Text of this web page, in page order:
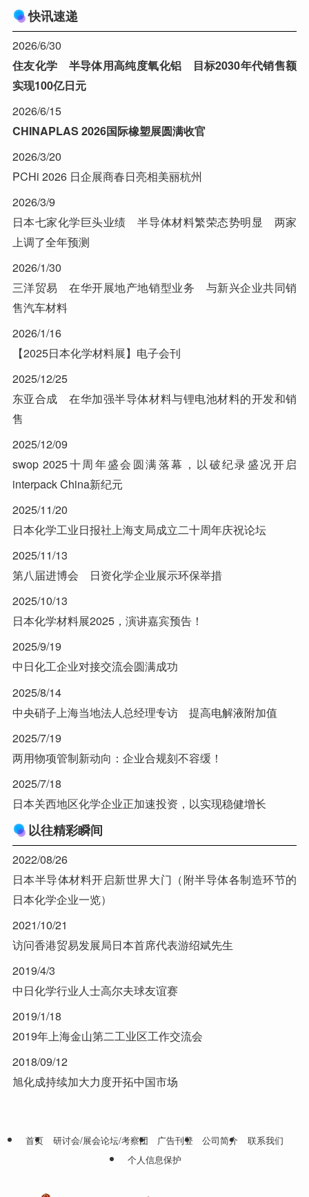
快讯速递
2026/6/30
住友化学 半导体用高纯度氧化铝 目标2030年代销售额
实现100亿日元
2026/6/15
CHINAPLAS 2026国际橡塑展圆满收官
2026/3/20
PCHi 2026 日企展商春日亮相美丽杭州
2026/3/9
日本七家化学巨头业绩 半导体材料繁荣态势明显 两家
上调了全年预测
2026/1/30
三洋贸易 在华开展地产地销型业务 与新兴企业共同销
售汽车材料
2026/1/16
【2025日本化学材料展】电子会刊
2025/12/25
东亚合成 在华加强半导体材料与锂电池材料的开发和销
售
2025/12/09
swop 2025十周年盛会圆满落幕，以破纪录盛况开启
interpack China新纪元
2025/11/20
日本化学工业日报社上海支局成立二十周年庆祝论坛
2025/11/13
第八届进博会 日资化学企业展示环保举措
2025/10/13
日本化学材料展2025，演讲嘉宾预告！
2025/9/19
中日化工企业对接交流会圆满成功
2025/8/14
中央硝子上海当地法人总经理专访 提高电解液附加值
2025/7/19
两用物项管制新动向：企业合规刻不容缓！
2025/7/18
日本关西地区化学企业正加速投资，以实现稳健增长
以往精彩瞬间
2022/08/26
日本半导体材料开启新世界大门（附半导体各制造环节的
日本化学企业一览）
2021/10/21
访问香港贸易发展局日本首席代表游绍斌先生
2019/4/3
中日化学行业人士高尔夫球友谊赛
2019/1/18
2019年上海金山第二工业区工作交流会
2018/09/12
旭化成持续加大力度开拓中国市场
首页 研讨会/展会论坛/考察团 广告刊登 公司简介
联系我们
个人信息保护